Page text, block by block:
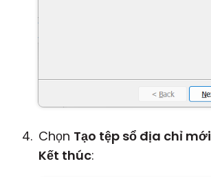
Chọn Tạo tệp sổ địa chỉ mới
Kết thúc: